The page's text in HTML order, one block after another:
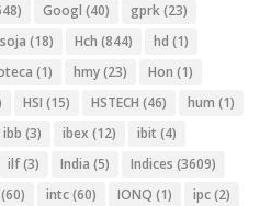
Googl (40) gprk(23)
(18) Hch (844) hd (1)
(1) hmy(23) Hon (1)
HSI (15) HSTECH (46) hum (1)
ibb (3) ibex (12) ibit (4)
ilf(3) India (5) Indices (3609)
(60) intc(60) IONQ (1) ipc(2)